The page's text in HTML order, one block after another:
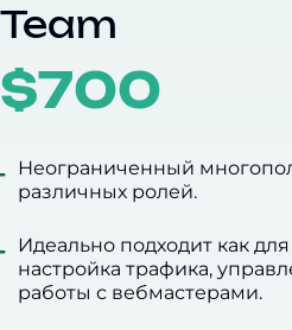
Team
$700
Неограниченный
различных ролей.
Идеально подходит как
настройка трафика,
работы с вебмастерами.